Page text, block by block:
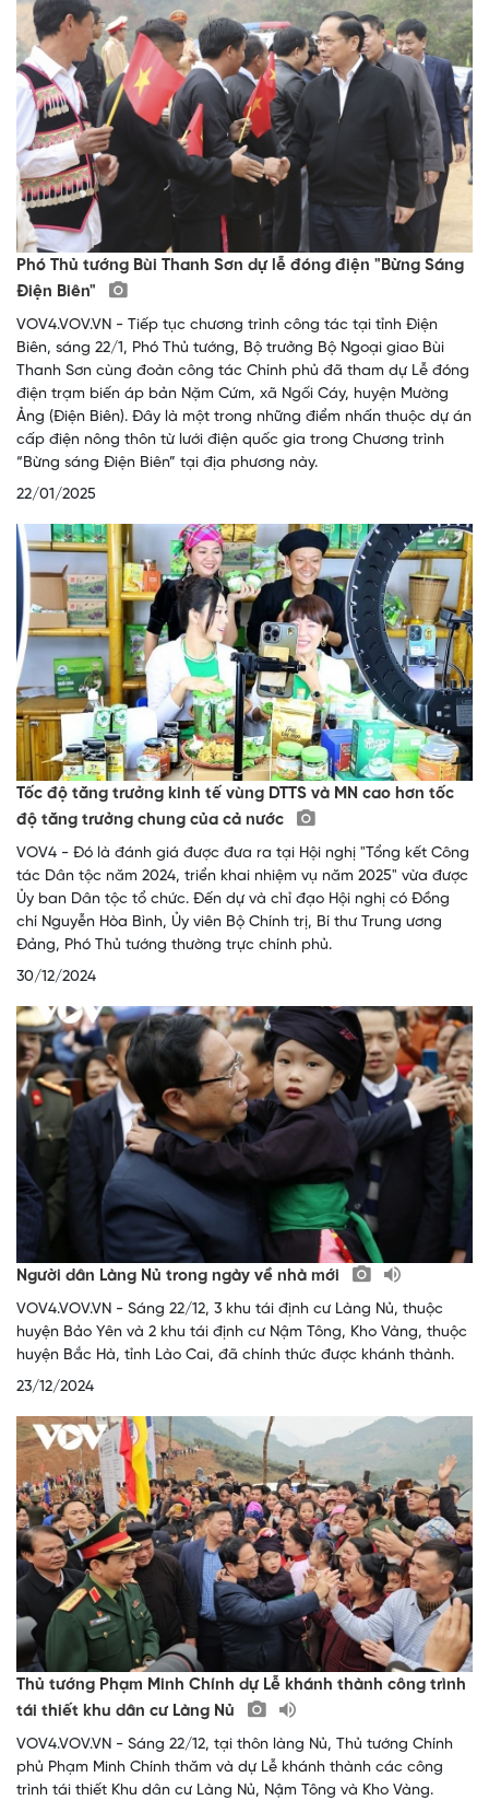
Phó Thủ tướng Bùi Thanh Sơn dự lễ đóng điện "Bừng Sáng
Điện Biên"
VOV4.VOV.VN - Tiếp tục chương trình công tác tại tỉnh Điện
Biên, sáng 22/1, Phó Thủ tướng, Bộ trưởng Bộ Ngoại giao Bùi
Thanh Sơn cùng đoàn công tác Chính phủ đã tham dự Lễ đóng
điện trạm biến áp bản Nặm Cứm, xã Ngối Cáy, huyện Mường
Ảng (Điện Biên). Đây là một trong những điểm nhấn thuộc dự án
cấp điện nông thôn từ lưới điện quốc gia trong Chương trình
“Bừng sáng Điện Biên” tại địa phương này.
22/01/2025
Tốc độ tăng trưởng kinh tế vùng DTTS và MN cao hơn tốc
độ tăng trưởng chung của cả nước
VOV4 - Đó là đánh giá được đưa ra tại Hội nghị "Tổng kết Công
tác Dân tộc năm 2024, triển khai nhiệm vụ năm 2025" vừa được
Ủy ban Dân tộc tổ chức. Đến dự và chỉ đạo Hội nghị có Đồng
chí Nguyễn Hòa Bình, Ủy viên Bộ Chính trị, Bí thư Trung ương
Đảng, Phó Thủ tướng thường trực chính phủ.
30/12/2024
Người dân Làng Nủ trong ngày về nhà mới
VOV4.VOV.VN - Sáng 22/12, 3 khu tái định cư Làng Nủ, thuộc
huyện Bảo Yên và 2 khu tái định cư Nậm Tông, Kho Vàng, thuộc
huyện Bắc Hà, tỉnh Lào Cai, đã chính thức được khánh thành.
23/12/2024
Thủ tướng Phạm Minh Chính dự Lễ khánh thành công trình
tái thiết khu dân cư Làng Nủ
VOV4.VOV.VN - Sáng 22/12, tại thôn làng Nủ, Thủ tướng Chính
phủ Phạm Minh Chính thăm và dự Lễ khánh thành các công
trình tái thiết Khu dân cư Làng Nủ, Nậm Tông và Kho Vàng.